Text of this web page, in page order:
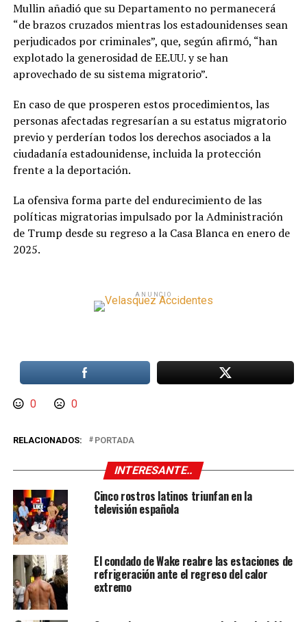
Mullin añadió que su Departamento no permanecerá
“de brazos cruzados mientras los estadounidenses sean
perjudicados por criminales”, que, según afirmó, “han
explotado la generosidad de EE.UU. y se han
aprovechado de su sistema migratorio”.
En caso de que prosperen estos procedimientos, las
personas afectadas regresarían a su estatus migratorio
previo y perderían todos los derechos asociados a la
ciudadanía estadounidense, incluida la protección
frente a la deportación.
La ofensiva forma parte del endurecimiento de las
políticas migratorias impulsado por la Administración
de Trump desde su regreso a la Casa Blanca en enero de
2025.
ANUNCIO
0 0
RELACIONADOS: PORTADA
INTERESANTE..
Cinco rostros latinos triunfan en la
televisión española
El condado de Wake reabre las estaciones de
refrigeración ante el regreso del calor
extremo